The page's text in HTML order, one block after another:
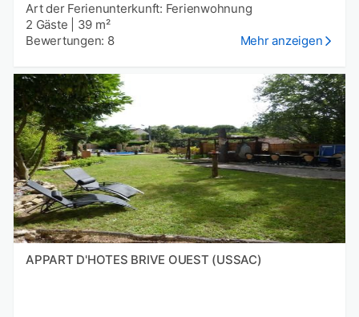
Art der Ferienunterkunft: Ferienwohnung
2 Gäste
39 m²
Bewertungen: 8
Mehr anzeigen
APPART D'HOTES BRIVE OUEST (USSAC)